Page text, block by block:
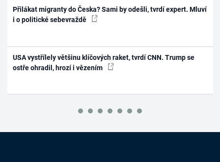
Přilákat migranty do Česka? Sami by odešli, tvrdí expert. Mluví
i o politické sebevraždě
USA vystřílely většinu klíčových raket, tvrdí CNN. Trump se
ostře ohradil, hrozí i vězením